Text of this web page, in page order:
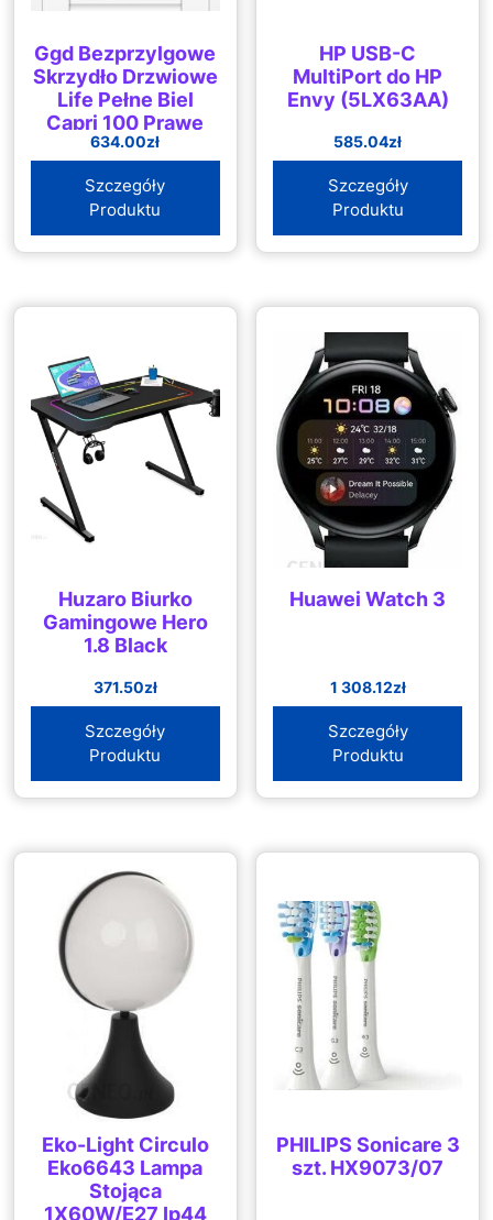
Ggd Bezprzylgowe
Skrzydło Drzwiowe
Life Pełne Biel
Capri 100 Prawe
18539V
634.00zł
Szczegóły
Produktu
HP USB-C
MultiPort do HP
Envy (5LX63AA)
585.04zł
Szczegóły
Produktu
Huzaro Biurko
Gamingowe Hero
1.8 Black
371.50zł
Szczegóły
Produktu
Huawei Watch 3
1 308.12zł
Szczegóły
Produktu
Eko-Light Circulo
Eko6643 Lampa
Stojąca
1X60W/E27 Ip44
PHILIPS Sonicare 3
szt. HX9073/07